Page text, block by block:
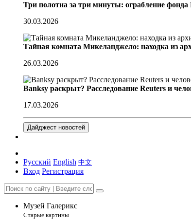
Три полотна за три минуты: ограбление
30.03.2026
Тайная комната Микеланджело: находка из
26.03.2026
Banksy раскрыт? Расследование Reuters и
17.03.2026
Дайджест новостей
Русский English 中文
Вход Регистрация
Музей Галерикс
Старые картины